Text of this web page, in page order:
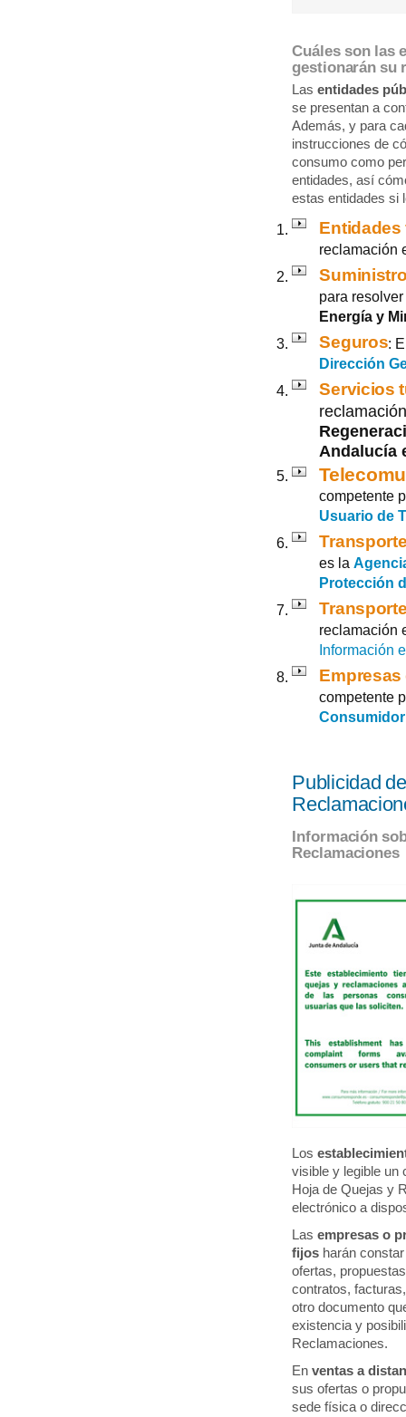
Cuáles son las
gestionarán su
Lasentidades
se presentan a
Además, y para
instrucciones de
consumo como
entidades, así
estas entidades si
reclamación
para
Energía y
Seguros:
Dirección
Servicios
Andalucía
competente
Usuario de
es la
Protección
reclamación
Información
Empresas
competente
Consumidor
Publicidad
Información
Reclamaciones
Los
visible y legible un
Hoja de Quejas y
electrónico a
Lasempresas o
fijos harán
ofertas,
contratos,
otro documento
existencia y
Reclamaciones.
Enventas a
sus ofertas o
sede física o